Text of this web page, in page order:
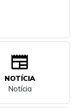
newspaper
NOTÍCIA
Notícia